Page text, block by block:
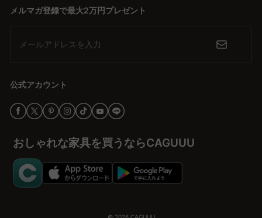
メルマガ登録で最大2万円プレゼント
メールアドレスを入力
公式アカウント
おしゃれな家具を買うならCAGUUU